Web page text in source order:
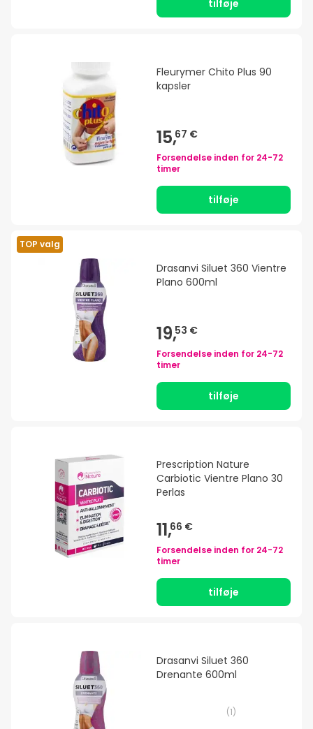
tilføje
Fleurymer Chito Plus 90
kapsler
15,67 €
Forsendelse inden for 24-72
timer
tilføje
TOP valg
Drasanvi Siluet 360 Vientre
Plano 600ml
19,53 €
Forsendelse inden for 24-72
timer
tilføje
Prescription Nature
Carbiotic Vientre Plano 30
Perlas
11,66 €
Forsendelse inden for 24-72
timer
tilføje
Drasanvi Siluet 360
Drenante 600ml
(1)